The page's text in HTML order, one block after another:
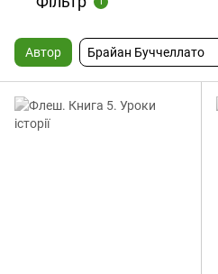
Автор Брайан Буччеллато